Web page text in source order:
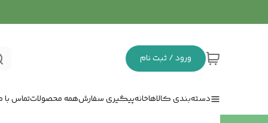
ورود / ثبت نام
دسته‌بندی کالاهاخانهپیگیری سفارشهمه محصولاتتماس با